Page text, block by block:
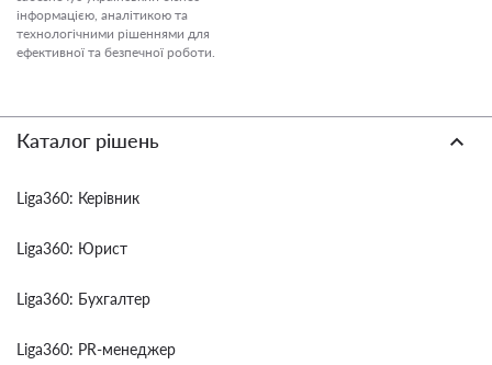
інформацією, аналітикою та
технологічними рішеннями для
ефективної та безпечної роботи.
Каталог рішень
Liga360: Керівник
Liga360: Юрист
Liga360: Бухгалтер
Liga360: PR-менеджер